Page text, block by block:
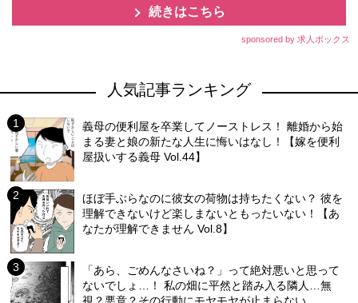
続きはこちら
sponsored by 求人ボックス
人気記事ランキング
義母の便利屋を卒業してノーストレス！ 離婚から始
まる妻と娘の新たな人生に悔いはなし！【嫁を便利
屋扱いする義母 Vol.44】
ほぼ手ぶらなのに彼女の荷物は持ちたくない？ 彼を
理解できないけど楽しまないともったいない！【あ
なたが理解できません Vol.8】
「あら、ごめんなさいね？」って絶対悪いと思って
ないでしょ…！ 私の畑に平然と踏み入る隣人…無